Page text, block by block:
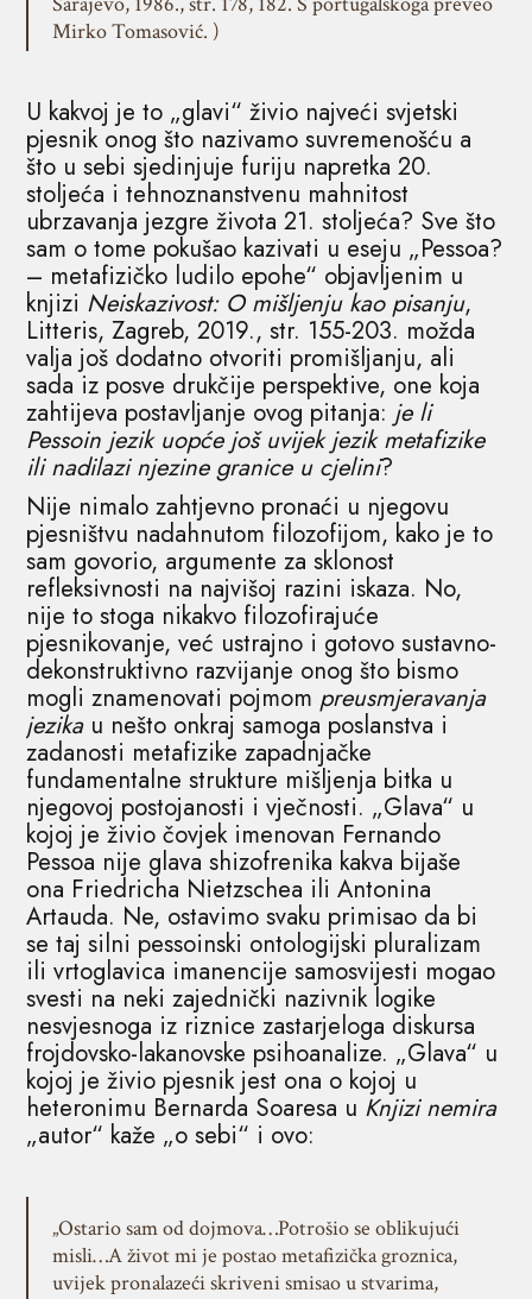
Mirko Tomasović. )
U kakvoj je to „glavi“ živio najveći svjetski
pjesnik onog što nazivamo suvremenošću a
što u sebi sjedinjuje furiju napretka 20.
stoljeća i tehnoznanstvenu mahnitost
ubrzavanja jezgre života 21. stoljeća? Sve što
sam o tome pokušao kazivati u eseju „Pessoa?
– metafizičko ludilo epohe“ objavljenim u
knjizi Neiskazivost: O mišljenju kao pisanju,
Litteris, Zagreb, 2019., str. 155-203. možda
valja još dodatno otvoriti promišljanju, ali
sada iz posve drukčije perspektive, one koja
zahtijeva postavljanje ovog pitanja: je li
Pessoin jezik uopće još uvijek jezik metafizike
ili nadilazi njezine granice u cjelini?
Nije nimalo zahtjevno pronaći u njegovu
pjesništvu nadahnutom filozofijom, kako je to
sam govorio, argumente za sklonost
refleksivnosti na najvišoj razini iskaza. No,
nije to stoga nikakvo filozofirajuće
pjesnikovanje, već ustrajno i gotovo sustavno-
dekonstruktivno razvijanje onog što bismo
mogli znamenovati pojmom preusmjeravanja
jezikau nešto onkraj samoga poslanstva i
zadanosti metafizike zapadnjačke
fundamentalne strukture mišljenja bitka u
njegovoj postojanosti i vječnosti. „Glava“ u
kojoj je živio čovjek imenovan Fernando
Pessoa nije glava shizofrenika kakva bijaše
ona Friedricha Nietzschea ili Antonina
Artauda. Ne, ostavimo svaku primisao da bi
se taj silni pessoinski ontologijski pluralizam
ili vrtoglavica imanencije samosvijesti mogao
svesti na neki zajednički nazivnik logike
nesvjesnoga iz riznice zastarjeloga diskursa
frojdovsko-lakanovske psihoanalize. „Glava“ u
kojoj je živio pjesnik jest ona o kojoj u
heteronimu Bernarda Soaresa u Knjizi nemira
„autor“ kaže „o sebi“ i ovo:
„Ostario sam od dojmova…Potrošio se oblikujući
misli…A život mi je postao metafizička groznica,
uvijek pronalazeći skriveni smisao u stvarima,